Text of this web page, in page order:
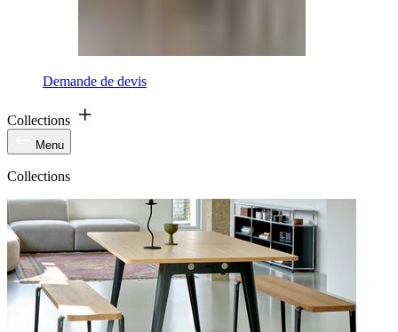
Demande de devis
Collections
Menu
Collections